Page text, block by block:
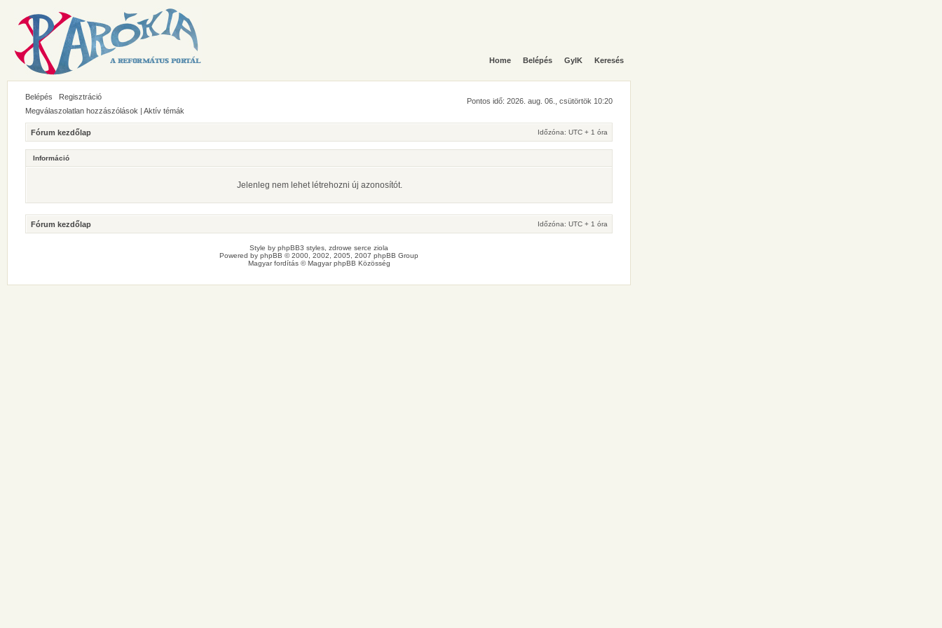
Home Belépés GyIK Keresés
Belépés Regisztráció
Pontos idő: 2026. aug. 06., csütörtök 10:20
Megválaszolatlan hozzászólások | Aktív témák
Fórum kezdőlap Időzóna: UTC + 1 óra
Információ
Jelenleg nem lehet létrehozni új azonosítót.
Fórum kezdőlap Időzóna: UTC + 1 óra
Style by phpBB3 styles , zdrowe serce ziola
Powered by phpBB © 2000, 2002, 2005, 2007 phpBB Group
Magyar fordítás ©Magyar phpBB Közösség